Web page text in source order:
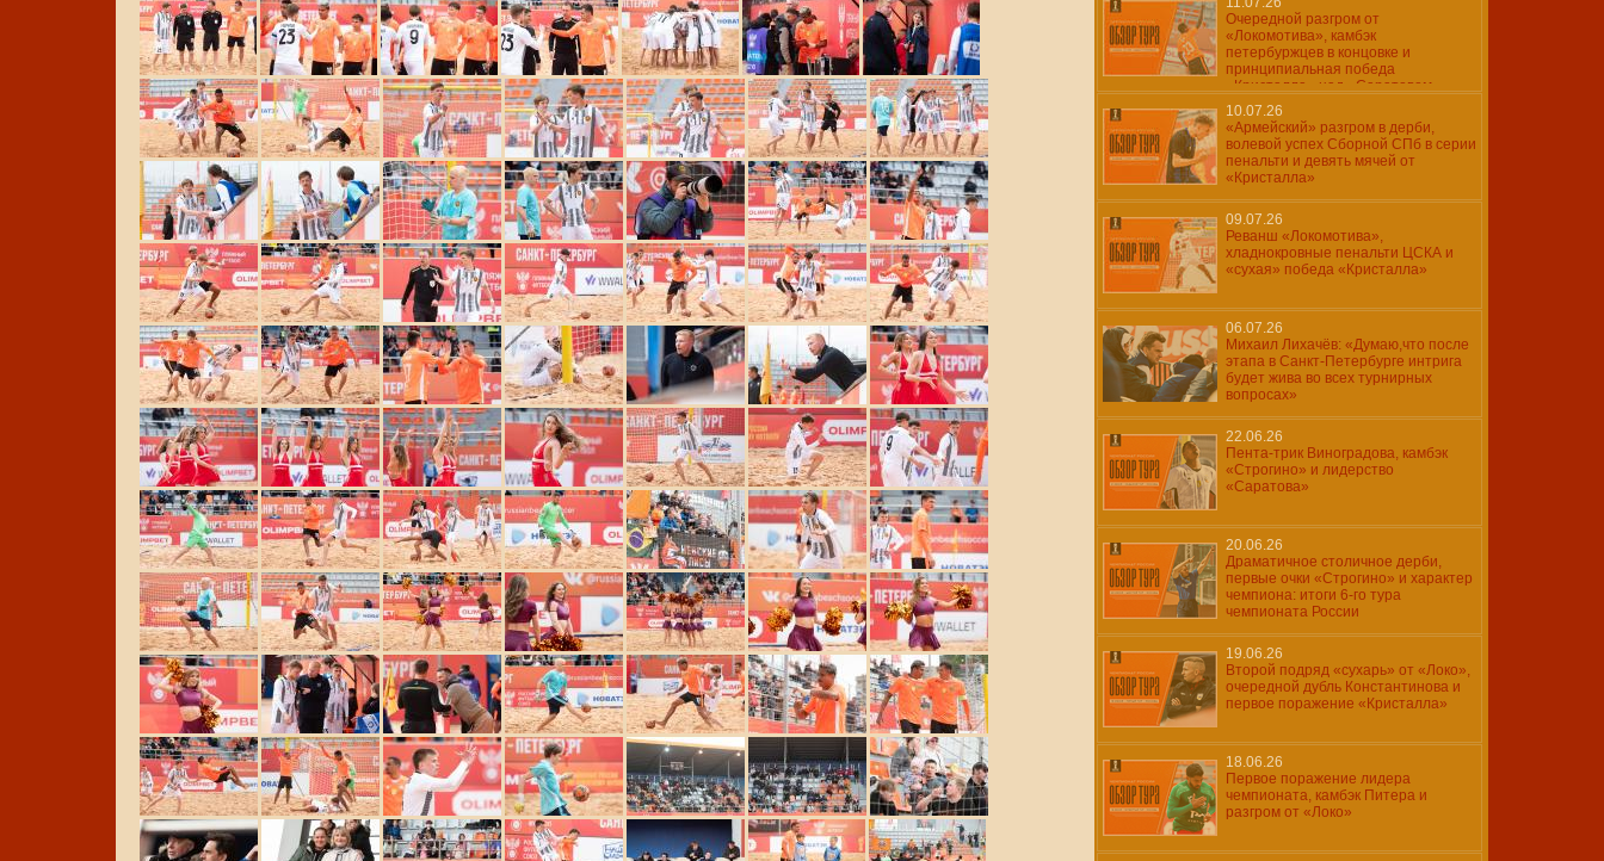
Очередной разгром от
«Локомотива», камбэк
петербуржцев в концовке и
принципиальная победа
«Кристалла» над «Саратовом»
10.07.26
«Армейский» разгром в дерби,
волевой успех Сборной СПб в серии
пенальти и девять мячей от
«Кристалла»
09.07.26
Реванш «Локомотива»,
хладнокровные пенальти ЦСКА и
«сухая» победа «Кристалла»
06.07.26
Михаил Лихачёв: «Думаю,что после
этапа в Санкт-Петербурге интрига
будет жива во всех турнирных
вопросах»
22.06.26
Пента-трик Виноградова, камбэк
«Строгино» и лидерство
«Саратова»
20.06.26
Драматичное столичное дерби,
первые очки «Строгино» и характер
чемпиона: итоги 6-го тура
чемпионата России
19.06.26
Второй подряд «сухарь» от «Локо»,
очередной дубль Константинова и
первое поражение «Кристалла»
18.06.26
Первое поражение лидера
чемпионата, камбэк Питера и
разгром от «Локо»